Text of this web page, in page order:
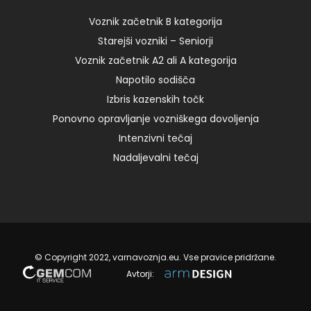
09. 03. 2023
Voznik začetnik B kategorija
Starejši vozniki – Seniorji
Voznik začetnik A2 ali A kategorija
Napotilo sodišča
Izbris kazenskih točk
Ponovno opravljanje vozniškega dovoljenja
Intenzivni tečaj
Nadaljevalni tečaj
© Copyright 2022, varnavoznja.eu. Vse pravice pridržane.
Avtorji: